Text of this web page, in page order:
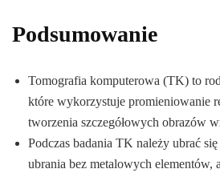
Podsumowanie
Tomografia komputerowa (TK) to
które wykorzystuje promieniowanie
tworzenia szczegółowych obrazów
Podczas badania TK należy ubrać
ubrania bez metalowych elementów,